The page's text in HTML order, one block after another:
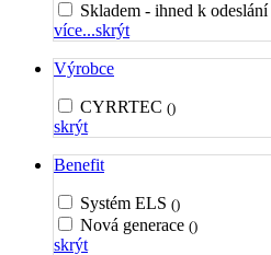
Skladem - ihned k odeslání
více...skrýt
Výrobce
CYRRTEC ()
skrýt
Benefit
Systém ELS ()
Nová generace ()
skrýt